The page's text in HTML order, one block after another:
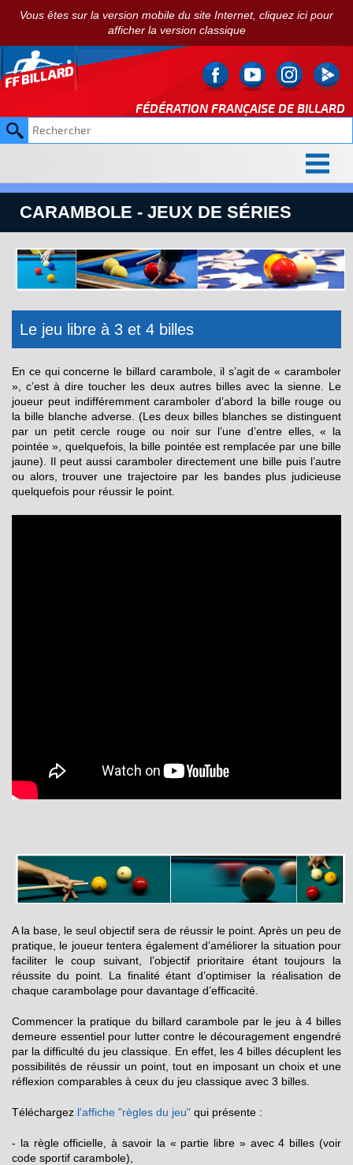
Vous êtes sur la version mobile du site Internet, cliquez ici pour
afficher la version classique
FÉDÉRATION FRANÇAISE DE BILLARD
CARAMBOLE - JEUX DE SÉRIES
Le jeu libre à 3 et 4 billes
En ce qui concerne le billard carambole, il s’agit de « caramboler
», c’est à dire toucher les deux autres billes avec la sienne. Le
joueur peut indifféremment caramboler d’abord la bille rouge ou
la bille blanche adverse. (Les deux billes blanches se distinguent
par un petit cercle rouge ou noir sur l’une d’entre elles, « la
pointée », quelquefois, la bille pointée est remplacée par une bille
jaune). Il peut aussi caramboler directement une bille puis l’autre
ou alors, trouver une trajectoire par les bandes plus judicieuse
quelquefois pour réussir le point.
A la base, le seul objectif sera de réussir le point. Après un peu de
pratique, le joueur tentera également d’améliorer la situation pour
faciliter le coup suivant, l’objectif prioritaire étant toujours la
réussite du point. La finalité étant d’optimiser la réalisation de
chaque carambolage pour davantage d’efficacité.
Commencer la pratique du billard carambole par le jeu à 4 billes
demeure essentiel pour lutter contre le découragement engendré
par la difficulté du jeu classique. En effet, les 4 billes décuplent les
possibilités de réussir un point, tout en imposant un choix et une
réflexion comparables à ceux du jeu classique avec 3 billes.
Téléchargez l'affiche "règles du jeu" qui présente :
- la règle officielle, à savoir la « partie libre » avec 4 billes (voir
code sportif carambole),